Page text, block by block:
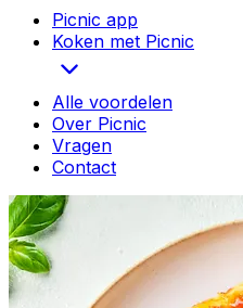
Picnic app
Koken met Picnic
Alle voordelen
Over Picnic
Vragen
Contact